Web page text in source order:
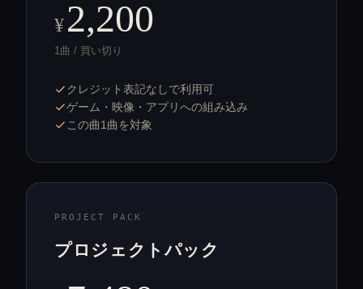
¥2,200
1曲 / 買い切り
クレジット表記なしで利用可
ゲーム・映像・アプリへの組み込み
この曲1曲を対象
PROJECT PACK
プロジェクトパック